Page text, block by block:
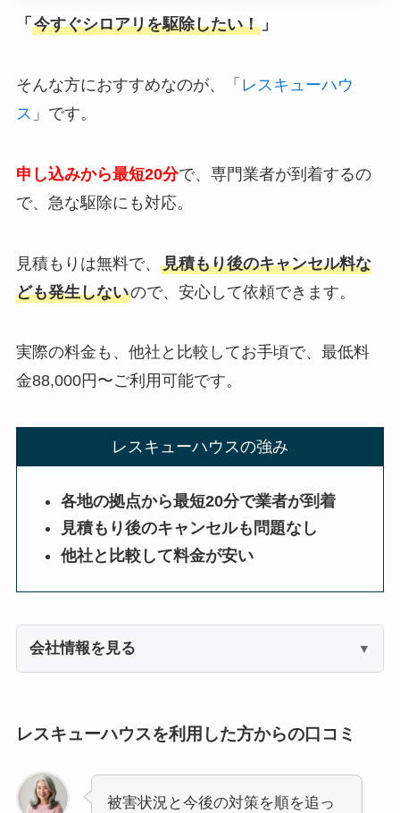
「 今すぐシロアリを駆除したい！」
そんな方におすすめなのが、「 レスキューハウ
ス 」です。
申し込みから最短20分で、専門業者が到着するの
で、急な駆除にも対応。
見積もりは無料で、 見積もり後のキャンセル料な
ども発生しないので、安心して依頼できます。
実際の料金も、他社と比較してお手頃で、最低料
金88,000円〜ご利用可能です。
レスキューハウスの強み
各地の拠点から最短20分で業者が到着
見積もり後のキャンセルも問題なし
他社と比較して料金が安い
会社情報を見る
レスキューハウスを利用した方からの口コミ
被害状況と今後の対策を順を追っ